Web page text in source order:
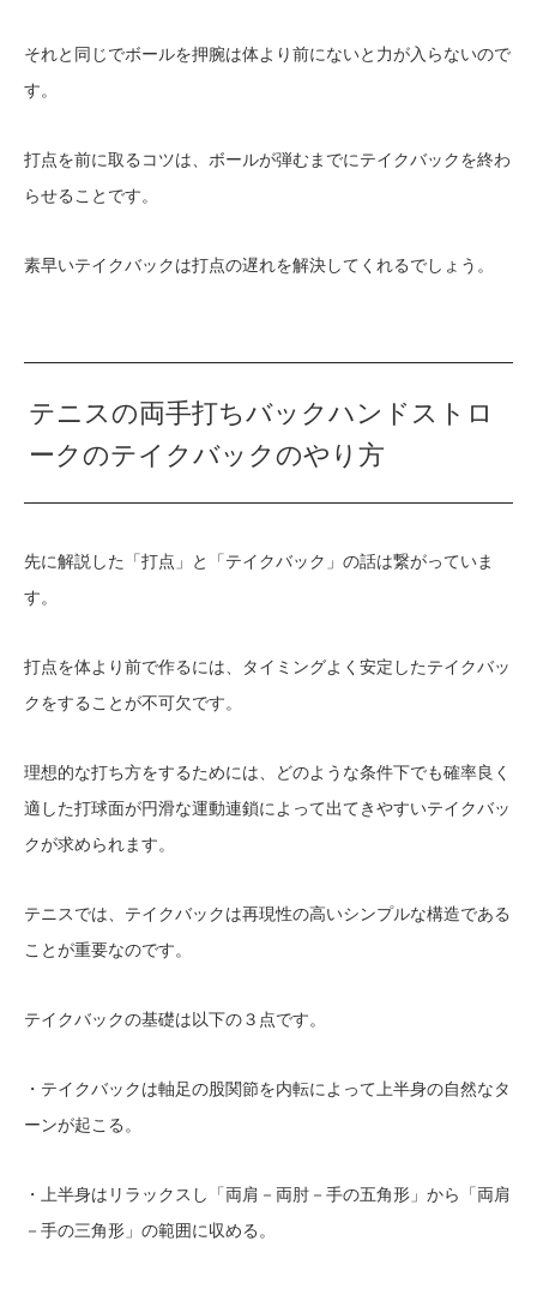
それと同じでボールを押腕は体より前にないと力が入らないので
す。
打点を前に取るコツは、ボールが弾むまでにテイクバックを終わ
らせることです。
素早いテイクバックは打点の遅れを解決してくれるでしょう。
テニスの両手打ちバックハンドストロ
ークのテイクバックのやり方
先に解説した「打点」と「テイクバック」の話は繋がっていま
す。
打点を体より前で作るには、タイミングよく安定したテイクバッ
クをすることが不可欠です。
理想的な打ち方をするためには、どのような条件下でも確率良く
適した打球面が円滑な運動連鎖によって出てきやすいテイクバッ
クが求められます。
テニスでは、テイクバックは再現性の高いシンプルな構造である
ことが重要なのです。
テイクバックの基礎は以下の３点です。
・テイクバックは軸足の股関節を内転によって上半身の自然なタ
ーンが起こる。
・上半身はリラックスし「両肩－両肘－手の五角形」から「両肩
－手の三角形」の範囲に収める。